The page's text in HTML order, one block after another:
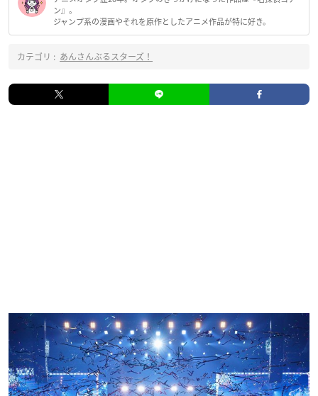
ン』。
ジャンプ系の漫画やそれを原作としたアニメ作品が特に好き。
カテゴリ : あんさんぶるスターズ！